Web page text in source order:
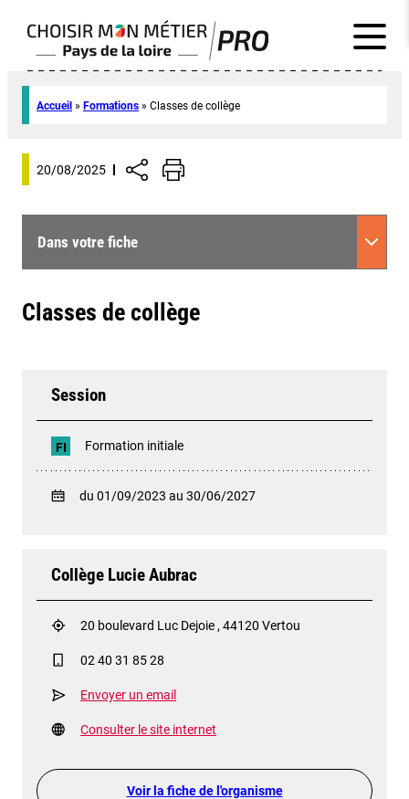
Accueil » Formations » Classes de collège
20/08/2025
Dans votre fiche
Classes de collège
Session
FI Formation initiale
du 01/09/2023 au 30/06/2027
Collège Lucie Aubrac
20 boulevard Luc Dejoie , 44120 Vertou
02 40 31 85 28
Envoyer un email
Consulter le site internet
Voir la fiche de l'organisme